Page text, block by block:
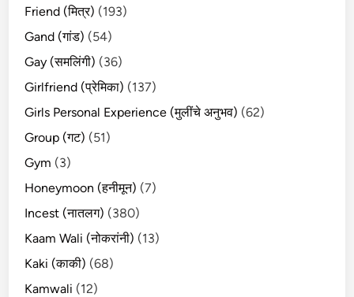
Friend (मित्र) (193)
Gand (गांड) (54)
Gay (समलिंगी) (36)
Girlfriend (प्रेमिका) (137)
Girls Personal Experience (मुलींचे अनुभव) (62)
Group (गट) (51)
Gym (3)
Honeymoon (हनीमून) (7)
Incest (नातलग) (380)
Kaam Wali (नोकरांनी) (13)
Kaki (काकी) (68)
Kamwali (12)